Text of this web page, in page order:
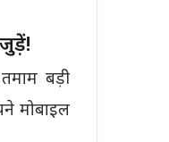
जुड़ें!
बड़ी
मोबाइल